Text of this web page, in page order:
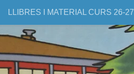
LLIBRES I MATERIAL CURS 26-27